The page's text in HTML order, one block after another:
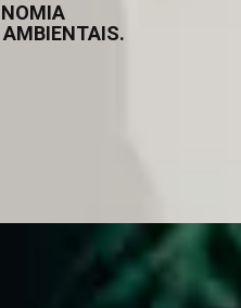
AMBIENTAIS.